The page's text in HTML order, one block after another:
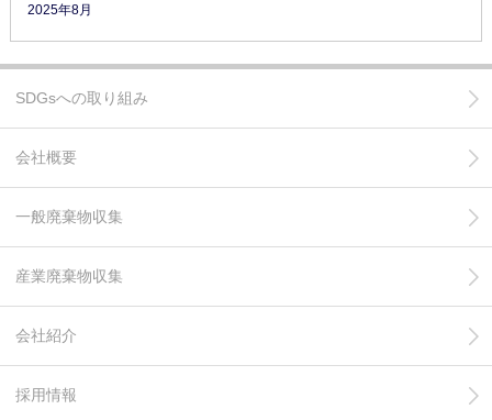
2025年8月
SDGsへの取り組み
会社概要
一般廃棄物収集
産業廃棄物収集
会社紹介
採用情報